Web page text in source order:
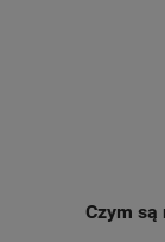
Czym są